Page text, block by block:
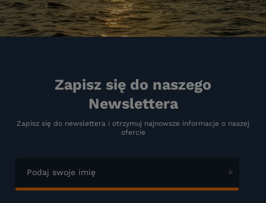
Zapisz się do naszego
Newslettera
Zapisz się do newslettera i otrzymuj najnowsze informacje o naszej
ofercie
Podaj swoje imię